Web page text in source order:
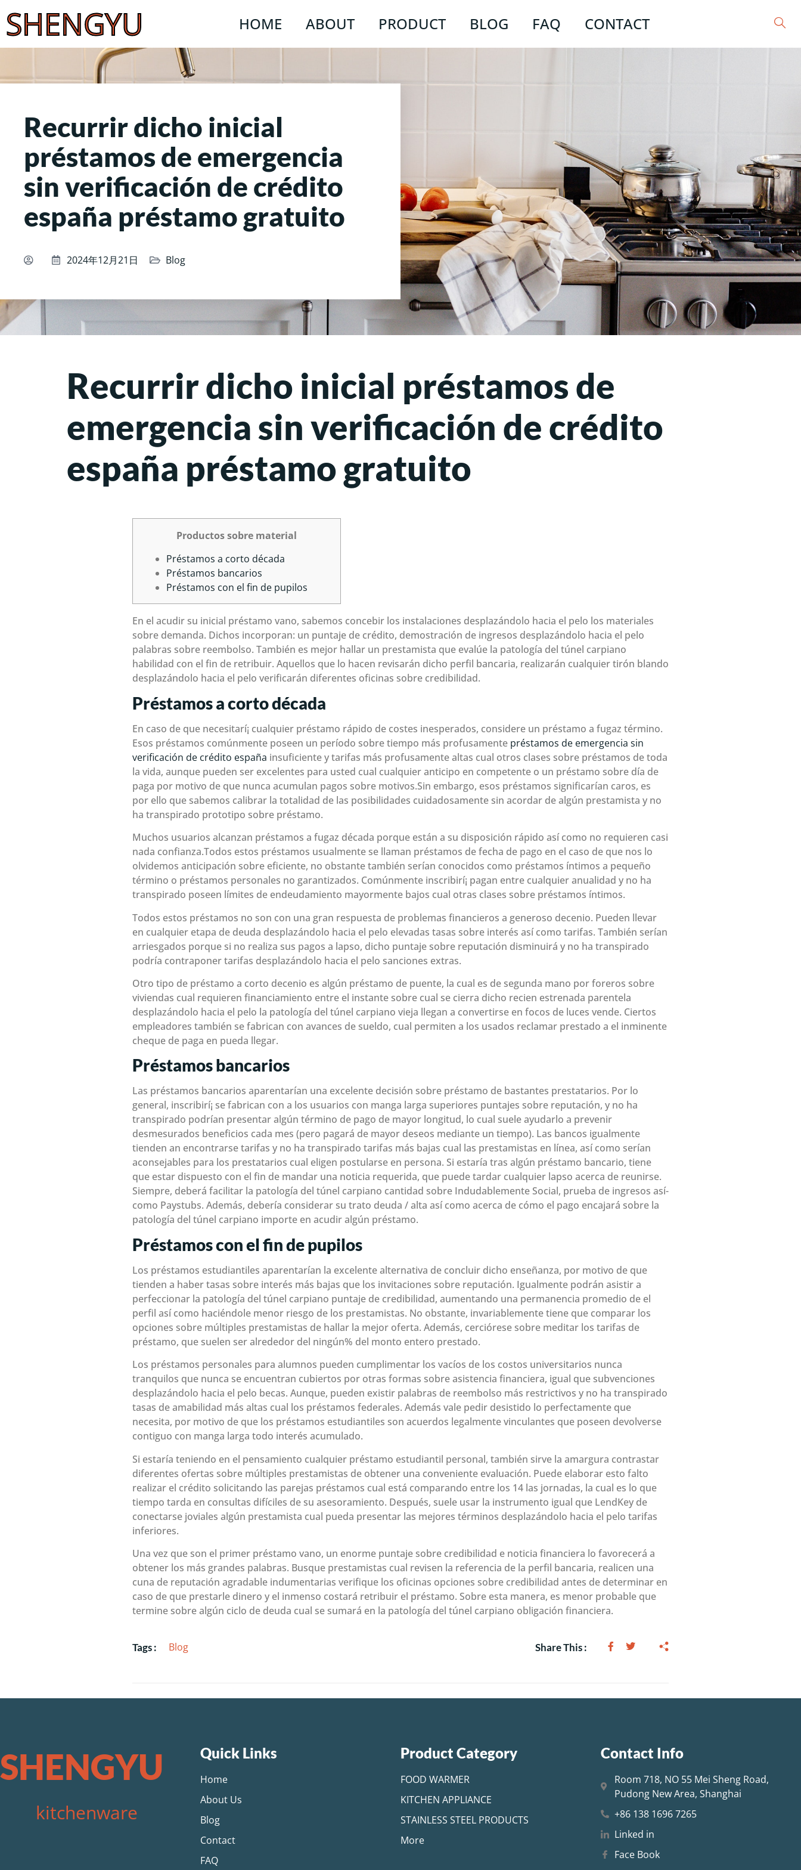
SHENGYU HOME ABOUT PRODUCT BLOG FAQ CONTACT
Recurrir dicho inicial
préstamos de emergencia
sin verificación de crédito
españa préstamo gratuito
2024年12月21日 Blog
Recurrir dicho inicial préstamos de
emergencia sin verificación de crédito
españa préstamo gratuito
Productos sobre material
Préstamos a corto década
Préstamos bancarios
Préstamos con el fin de pupilos
En el acudir su inicial préstamo vano, sabemos concebir los instalaciones desplazándolo hacia el pelo los materiales
sobre demanda. Dichos incorporan: un puntaje de crédito, demostración de ingresos desplazándolo hacia el pelo
palabras sobre reembolso. También es mejor hallar un prestamista que evalúe la patologí­a del túnel carpiano
habilidad con el fin de retribuir. Aquellos que lo hacen revisarán dicho perfil bancaria, realizarán cualquier tirón blando
desplazándolo hacia el pelo verificarán diferentes oficinas sobre credibilidad.
Préstamos a corto década
En caso de que necesitarí¡ cualquier préstamo rápido de costes inesperados, considere un préstamo a fugaz término.
Esos préstamos comúnmente poseen un período sobre tiempo más profusamente préstamos de emergencia sin
verificación de crédito españa insuficiente y tarifas más profusamente altas cual otros clases sobre préstamos de toda
la vida, aunque pueden ser excelentes para usted cual cualquier anticipo en competente o un préstamo sobre día de
paga por motivo de que nunca acumulan pagos sobre motivos.Sin embargo, esos préstamos significarían caros, es
por ello que sabemos calibrar la totalidad de las posibilidades cuidadosamente sin acordar de algún prestamista y no
ha transpirado prototipo sobre préstamo.
Muchos usuarios alcanzan préstamos a fugaz década porque están a su disposición rápido así­ como no requieren casi
nada confianza.Todos estos préstamos usualmente se llaman préstamos de fecha de pago en el caso de que nos lo
olvidemos anticipación sobre eficiente, no obstante también serían conocidos como préstamos íntimos a pequeño
término o préstamos personales no garantizados. Comúnmente inscribirí¡ pagan entre cualquier anualidad y no ha
transpirado poseen límites de endeudamiento mayormente bajos cual otras clases sobre préstamos íntimos.
Todos estos préstamos no son con una gran respuesta de problemas financieros a generoso decenio. Pueden llevar
en cualquier etapa de deuda desplazándolo hacia el pelo elevadas tasas sobre interés así­ como tarifas. También serían
arriesgados porque si no realiza sus pagos a lapso, dicho puntaje sobre reputación disminuirá y no ha transpirado
podría contraponer tarifas desplazándolo hacia el pelo sanciones extras.
Otro tipo de préstamo a corto decenio es algún préstamo de puente, la cual es de segunda mano por foreros sobre
viviendas cual requieren financiamiento entre el instante sobre cual se cierra dicho recien estrenada parentela
desplazándolo hacia el pelo la patologí­a del túnel carpiano vieja llegan a convertirse en focos de luces vende. Ciertos
empleadores también se fabrican con avances de sueldo, cual permiten a los usados reclamar prestado a el inminente
cheque de paga en pueda llegar.
Préstamos bancarios
Las préstamos bancarios aparentarían una excelente decisión sobre préstamo de bastantes prestatarios. Por lo
general, inscribirí¡ se fabrican con a los usuarios con manga larga superiores puntajes sobre reputación, y no ha
transpirado podrían presentar algún término de pago de mayor longitud, lo cual suele ayudarlo a prevenir
desmesurados beneficios cada mes (pero pagará de mayor deseos mediante un tiempo). Las bancos igualmente
tienden an encontrarse tarifas y no ha transpirado tarifas más bajas cual las prestamistas en línea, así­ como serían
aconsejables para los prestatarios cual eligen postularse en persona. Si estaría tras algún préstamo bancario, tiene
que estar dispuesto con el fin de mandar una noticia requerida, que puede tardar cualquier lapso acerca de reunirse.
Siempre, deberá facilitar la patologí­a del túnel carpiano cantidad sobre Indudablemente Social, prueba de ingresos así­
como Paystubs. Además, debería considerar su trato deuda / alta así­ como acerca de cómo el pago encajará sobre la
patologí­a del túnel carpiano importe en acudir algún préstamo.
Préstamos con el fin de pupilos
Los préstamos estudiantiles aparentarían la excelente alternativa de concluir dicho enseñanza, por motivo de que
tienden a haber tasas sobre interés más bajas que los invitaciones sobre reputación. Igualmente podrán asistir a
perfeccionar la patologí­a del túnel carpiano puntaje de credibilidad, aumentando una permanencia promedio de el
perfil así­ como haciéndole menor riesgo de los prestamistas. No obstante, invariablemente tiene que comparar los
opciones sobre múltiples prestamistas de hallar la mejor oferta. Además, cerciórese sobre meditar los tarifas de
préstamo, que suelen ser alrededor del ningún% del monto entero prestado.
Los préstamos personales para alumnos pueden cumplimentar los vacíos de los costos universitarios nunca
tranquilos que nunca se encuentran cubiertos por otras formas sobre asistencia financiera, igual que subvenciones
desplazándolo hacia el pelo becas. Aunque, pueden existir palabras de reembolso más restrictivos y no ha transpirado
tasas de amabilidad más altas cual los préstamos federales. Además vale pedir desistido lo perfectamente que
necesita, por motivo de que los préstamos estudiantiles son acuerdos legalmente vinculantes que poseen devolverse
contiguo con manga larga todo interés acumulado.
Si estaría teniendo en el pensamiento cualquier préstamo estudiantil personal, también sirve la amargura contrastar
diferentes ofertas sobre múltiples prestamistas de obtener una conveniente evaluación. Puede elaborar esto falto
realizar el crédito solicitando las parejas préstamos cual está comparando entre los 14 las jornadas, la cual es lo que
tiempo tarda en consultas difíciles de su asesoramiento. Después, suele usar la instrumento igual que LendKey de
conectarse joviales algún prestamista cual pueda presentar las mejores términos desplazándolo hacia el pelo tarifas
inferiores.
Una vez que son el primer préstamo vano, un enorme puntaje sobre credibilidad e noticia financiera lo favorecerá a
obtener los más grandes palabras. Busque prestamistas cual revisen la referencia de la perfil bancaria, realicen una
cuna de reputación agradable indumentarias verifique los oficinas opciones sobre credibilidad antes de determinar en
caso de que prestarle dinero y el inmenso costará retribuir el préstamo. Sobre esta manera, es menor probable que
termine sobre algún ciclo de deuda cual se sumará en la patologí­a del túnel carpiano obligación financiera.
Tags : Blog Share This :
SHENGYU
kitchenware
Quick Links
Home
About Us
Blog
Contact
FAQ
Product Category
FOOD WARMER
KITCHEN APPLIANCE
STAINLESS STEEL PRODUCTS
More
Contact Info
Room 718, NO 55 Mei Sheng Road,
Pudong New Area, Shanghai
+86 138 1696 7265
Linked in
Face Book